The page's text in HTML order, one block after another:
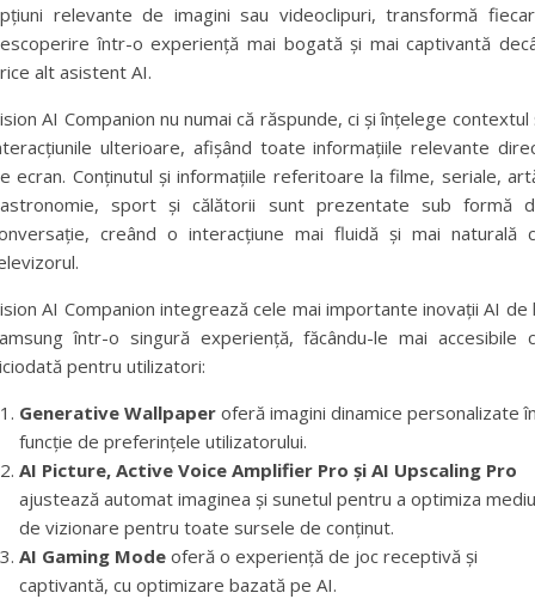
relevante de imagini sau videoclipuri, transformă
într-o experiență mai bogată și mai captivantă
alt asistent AI.
AI Companion nu numai că răspunde, ci și înțelege contextul
ulterioare, afișând toate informațiile relevante
ecran. Conținutul și informațiile referitoare la filme, seriale,
sport și călătorii sunt prezentate sub formă
creând o interacțiune mai fluidă și mai naturală
AI Companion integrează cele mai importante inovații AI de
într-o singură experiență, făcându-le mai accesibile
pentru utilizatori:
Generative Wallpaper oferă imagini dinamice personalizate în
funcție de preferințele utilizatorului.
AI Picture, Active Voice Amplifier Pro și AI Upscaling Pro
ajustează automat imaginea și sunetul pentru a optimiza
de vizionare pentru toate sursele de conținut.
AI Gaming Mode oferă o experiență de joc receptivă și
captivantă, cu optimizare bazată pe AI.